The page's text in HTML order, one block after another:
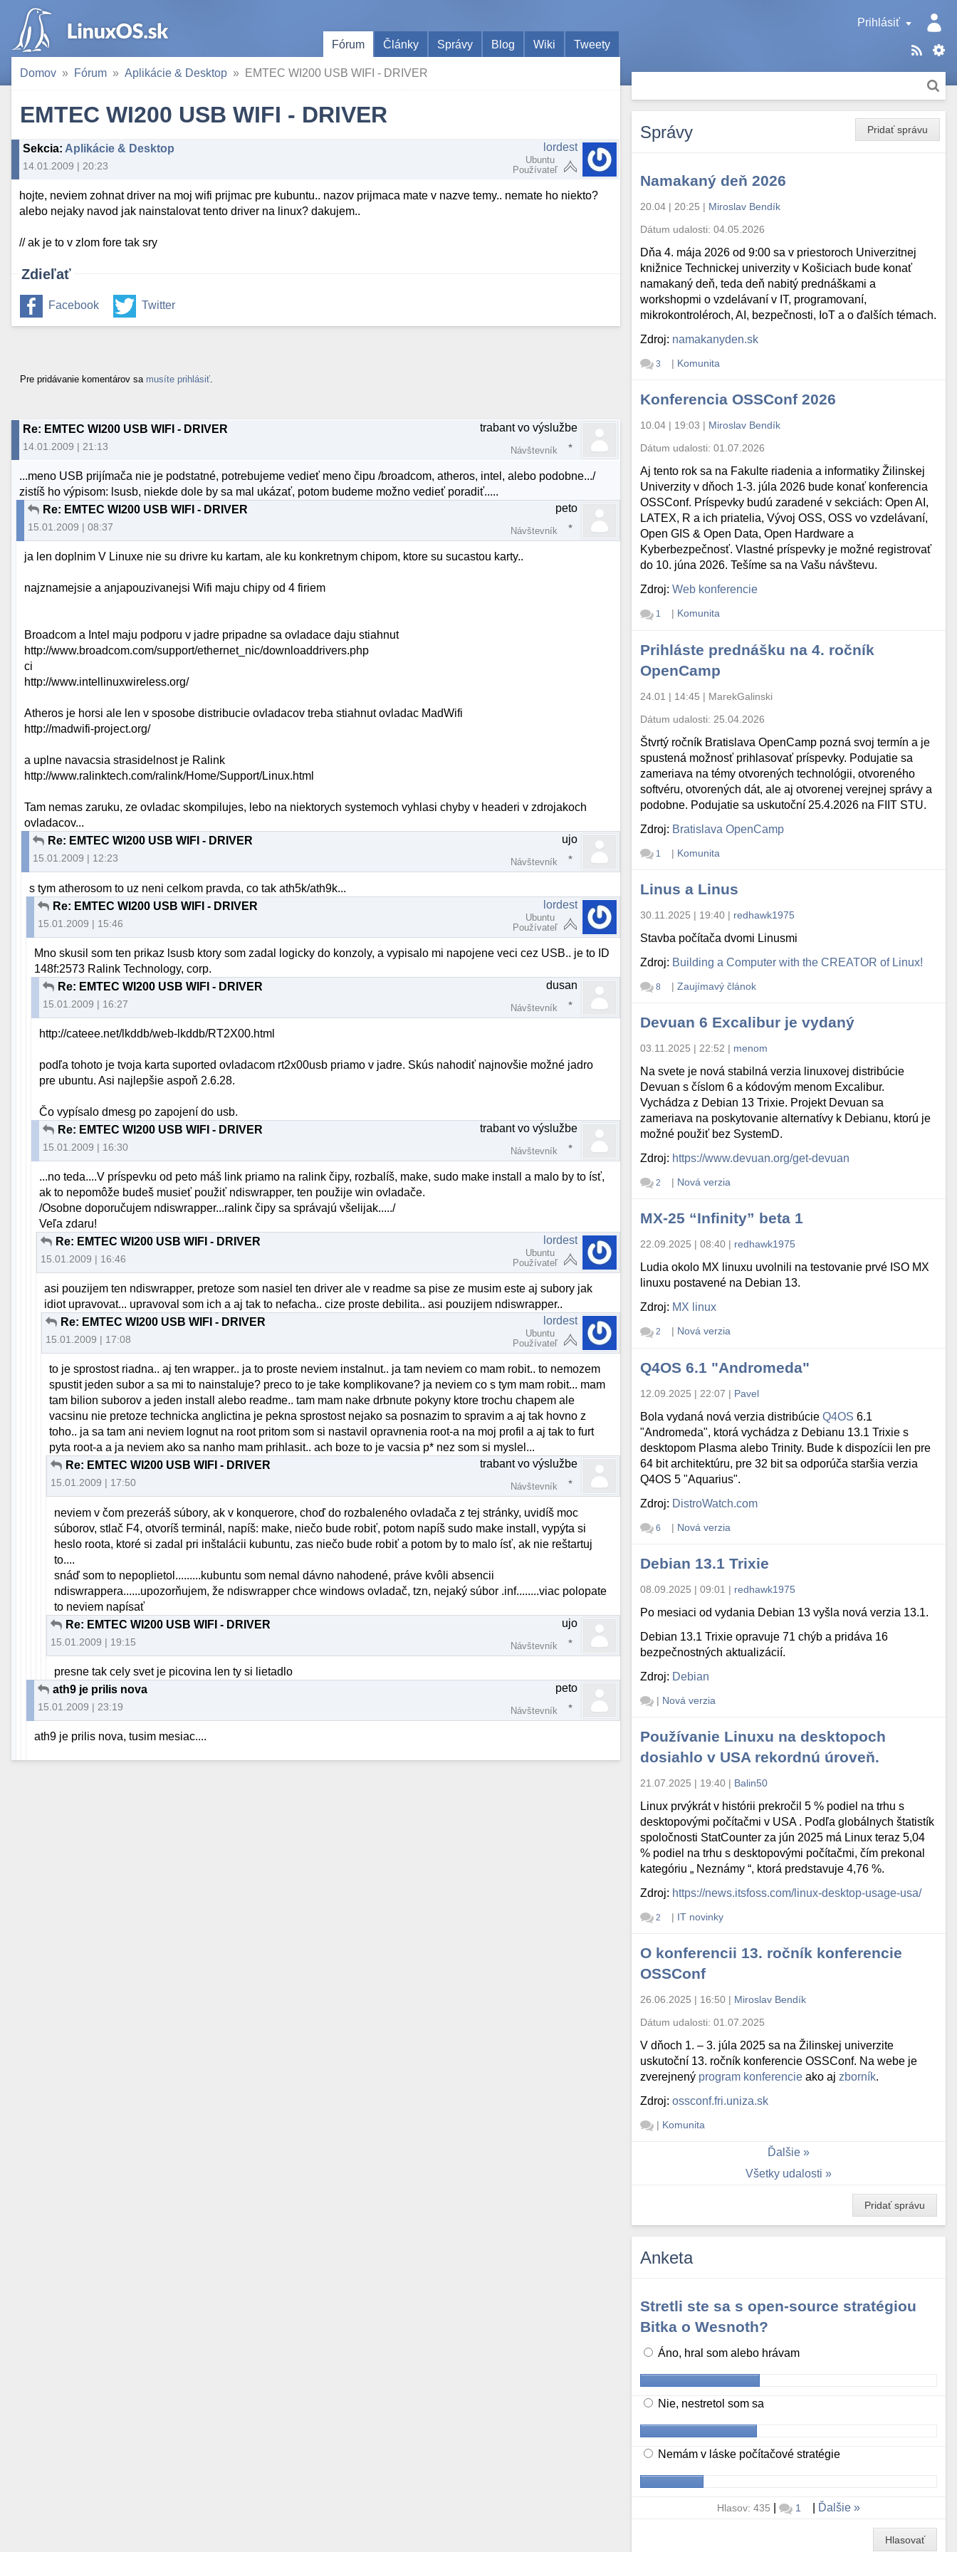
Prihlásiť
Fórum
Články Správy Blog Wiki Tweety
Domov Fórum Aplikácie & Desktop EMTEC WI200 USB WIFI - DRIVER
EMTEC WI200 USB WIFI - DRIVER
Sekcia: Aplikácie & Desktop
14.01.2009 | 20:23
lordest
Ubuntu
Používateľ
hojte, neviem zohnat driver na moj wifi prijmac pre kubuntu.. nazov prijmaca mate v nazve temy.. nemate ho niekto?
alebo nejaky navod jak nainstalovat tento driver na linux? dakujem..
// ak je to v zlom fore tak sry
Zdieľať
Facebook Twitter
Pre pridávanie komentárov sa musíte prihlásiť
Re: EMTEC WI200 USB WIFI - DRIVER
14.01.2009 | 21:13
trabant vo výslužbe
Návštevník
...meno USB prijímača nie je podstatné, potrebujeme vedieť meno čipu /broadcom, atheros, intel, alebo podobne.../
zistíš ho výpisom: lsusb, niekde dole by sa mal ukázať, potom budeme možno vedieť poradiť.....
Re: EMTEC WI200 USB WIFI - DRIVER
15.01.2009 | 08:37
peto
Návštevník
ja len doplnim V Linuxe nie su drivre ku kartam, ale ku konkretnym chipom, ktore su sucastou karty..
najznamejsie a anjapouzivanejsi Wifi maju chipy od 4 firiem
Broadcom a Intel maju podporu v jadre pripadne sa ovladace daju stiahnut
http://www.broadcom.com/support/ethernet_nic/downloaddrivers.php
ci
http://www.intellinuxwireless.org/
Atheros je horsi ale len v sposobe distribucie ovladacov treba stiahnut ovladac MadWifi
http://madwifi-project.org/
a uplne navacsia strasidelnost je Ralink
http://www.ralinktech.com/ralink/Home/Support/Linux.html
Tam nemas zaruku, ze ovladac skompilujes, lebo na niektorych systemoch vyhlasi chyby v headeri v zdrojakoch
ovladacov...
Re: EMTEC WI200 USB WIFI - DRIVER
15.01.2009 | 12:23
ujo
Návštevník
s tym atherosom to uz neni celkom pravda, co tak ath5k/ath9k...
Re: EMTEC WI200 USB WIFI - DRIVER
15.01.2009 | 15:46
lordest
Ubuntu
Používateľ
Mno skusil som ten prikaz lsusb ktory som zadal logicky do konzoly, a vypisalo mi napojene veci cez USB.. je to ID
148f:2573 Ralink Technology, corp.
Re: EMTEC WI200 USB WIFI - DRIVER
15.01.2009 | 16:27
dusan
Návštevník
http://cateee.net/lkddb/web-lkddb/RT2X00.html
podľa tohoto je tvoja karta suported ovladacom rt2x00usb priamo v jadre. Skús nahodiť najnovšie možné jadro
pre ubuntu. Asi najlepšie aspoň 2.6.28.
Čo vypísalo dmesg po zapojení do usb.
Re: EMTEC WI200 USB WIFI - DRIVER
15.01.2009 | 16:30
trabant vo výslužbe
Návštevník
...no teda....V príspevku od peto máš link priamo na ralink čipy, rozbalíš, make, sudo make install a malo by to ísť,
ak to nepomôže budeš musieť použiť ndiswrapper, ten použije win ovladače.
/Osobne doporučujem ndiswrapper...ralink čipy sa správajú všelijak...../
Veľa zdaru!
Re: EMTEC WI200 USB WIFI - DRIVER
15.01.2009 | 16:46
lordest
Ubuntu
Používateľ
asi pouzijem ten ndiswrapper, pretoze som nasiel ten driver ale v readme sa pise ze musim este aj subory jak
idiot upravovat... upravoval som ich a aj tak to nefacha.. cize proste debilita.. asi pouzijem ndiswrapper..
Re: EMTEC WI200 USB WIFI - DRIVER
15.01.2009 | 17:08
lordest
Ubuntu
Používateľ
to je sprostost riadna.. aj ten wrapper.. ja to proste neviem instalnut.. ja tam neviem co mam robit.. to nemozem
spustit jeden subor a sa mi to nainstaluje? preco to je take komplikovane? ja neviem co s tym mam robit... mam
tam bilion suborov a jeden install alebo readme.. tam mam nake drbnute pokyny ktore trochu chapem ale
vacsinu nie pretoze technicka anglictina je pekna sprostost nejako sa posnazim to spravim a aj tak hovno z
toho.. ja sa tam ani neviem lognut na root pritom som si nastavil opravnenia root-a na moj profil a aj tak to furt
pyta root-a a ja neviem ako sa nanho mam prihlasit.. ach boze to je vacsia p* nez som si myslel...
Re: EMTEC WI200 USB WIFI - DRIVER
15.01.2009 | 17:50
trabant vo výslužbe
Návštevník
neviem v čom prezeráš súbory, ak v konquerore, choď do rozbaleného ovladača z tej stránky, uvidíš moc
súborov, stlač F4, otvoríš terminál, napíš: make, niečo bude robiť, potom napíš sudo make install, vypýta si
heslo roota, ktoré si zadal pri inštalácii kubuntu, zas niečo bude robiť a potom by to malo ísť, ak nie reštartuj
to....
snáď som to nepoplietol.........kubuntu som nemal dávno nahodené, práve kvôli absencii
ndiswrappera......upozorňujem, že ndiswrapper chce windows ovladač, tzn, nejaký súbor .inf........viac polopate
to neviem napísať
Re: EMTEC WI200 USB WIFI - DRIVER
15.01.2009 | 19:15
ujo
Návštevník
presne tak cely svet je picovina len ty si lietadlo
ath9 je prilis nova
15.01.2009 | 23:19
peto
Návštevník
ath9 je prilis nova, tusim mesiac....
Pridať správu
Správy
Namakaný deň 2026
20.04 | 20:25 | Miroslav Bendík
Dátum udalosti:04.05.2026
Dňa 4. mája 2026 od 9:00 sa v priestoroch Univerzitnej
knižnice Technickej univerzity v Košiciach bude konať
namakaný deň, teda deň nabitý prednáškami a
workshopmi o vzdelávaní v IT, programovaní,
mikrokontroléroch, AI, bezpečnosti, IoT a o ďalších témach.
Zdroj: namakanyden.sk
3 | Komunita
Konferencia OSSConf 2026
10.04 | 19:03 | Miroslav Bendík
Dátum udalosti:01.07.2026
Aj tento rok sa na Fakulte riadenia a informatiky Žilinskej
Univerzity v dňoch 1-3. júla 2026 bude konať konferencia
OSSConf. Príspevky budú zaradené v sekciách: Open AI,
LATEX, R a ich priatelia, Vývoj OSS, OSS vo vzdelávaní,
Open GIS & Open Data, Open Hardware a
Kyberbezpečnosť. Vlastné príspevky je možné registrovať
do 10. júna 2026. Tešíme sa na Vašu návštevu.
Zdroj:Web konferencie
1 | Komunita
Prihláste prednášku na 4. ročník
OpenCamp
24.01 | 14:45 | MarekGalinski
Dátum udalosti: 25.04.2026
Štvrtý ročník Bratislava OpenCamp pozná svoj termín a je
spustená možnosť prihlasovať príspevky. Podujatie sa
zameriava na témy otvorených technológii, otvoreného
softvéru, otvorených dát, ale aj otvorenej verejnej správy a
podobne. Podujatie sa uskutoční 25.4.2026 na FIIT STU.
Zdroj: Bratislava OpenCamp
1 | Komunita
Linus a Linus
30.11.2025 | 19:40 | redhawk1975
Stavba počítača dvomi Linusmi
Zdroj: Building a Computer with the CREATOR of Linux!
8 | Zaujímavý článok
Devuan 6 Excalibur je vydaný
03.11.2025 | 22:52 | menom
Na svete je nová stabilná verzia linuxovej distribúcie
Devuan s číslom 6 a kódovým menom Excalibur.
Vychádza z Debian 13 Trixie. Projekt Devuan sa
zameriava na poskytovanie alternatívy k Debianu, ktorú je
možné použiť bez SystemD.
Zdroj: https://www.devuan.org/get-devuan
2 | Nová verzia
MX-25 “Infinity” beta 1
22.09.2025 | 08:40 | redhawk1975
Ludia okolo MX linuxu uvolnili na testovanie prvé ISO MX
linuxu postavené na Debian 13.
Zdroj: MX linux
2 | Nová verzia
Q4OS 6.1 "Andromeda"
12.09.2025 | 22:07 | Pavel
Bola vydaná nová verzia distribúcieQ4OS 6.1
"Andromeda", ktorá vychádza z Debianu 13.1 Trixie s
desktopom Plasma alebo Trinity. Bude k dispozícii len pre
64 bit architektúru, pre 32 bit sa odporúča staršia verzia
Q4OS 5 "Aquarius".
Zdroj: DistroWatch.com
6 | Nová verzia
Debian 13.1 Trixie
08.09.2025 | 09:01 | redhawk1975
Po mesiaci od vydania Debian 13 vyšla nová verzia 13.1.
Debian 13.1 Trixie opravuje 71 chýb a pridáva 16
bezpečnostných aktualizácií.
Zdroj: Debian
| Nová verzia
Používanie Linuxu na desktopoch
dosiahlo v USA rekordnú úroveň.
21.07.2025 | 19:40 | Balin50
Linux prvýkrát v histórii prekročil 5 % podiel na trhu s
desktopovými počítačmi v USA . Podľa globálnych štatistík
spoločnosti StatCounter za jún 2025 má Linux teraz 5,04
% podiel na trhu s desktopovými počítačmi, čím prekonal
kategóriu „ Neznámy “, ktorá predstavuje 4,76 %.
Zdroj: https://news.itsfoss.com/linux-desktop-usage-usa/
2 | IT novinky
O konferencii 13. ročník konferencie
OSSConf
26.06.2025 | 16:50 | Miroslav Bendík
Dátum udalosti:01.07.2025
V dňoch 1. – 3. júla 2025 sa na Žilinskej univerzite
uskutoční 13. ročník konferencie OSSConf. Na webe je
zverejnený program konferencie ako aj zborník.
Zdroj:ossconf.fri.uniza.sk
| Komunita
Ďalšie
Všetky udalosti
Pridať správu
Anketa
Stretli ste sa s open-source stratégiou
Bitka o Wesnoth?
Áno, hral som alebo hrávam
Nie, nestretol som sa
Nemám v láske počítačové stratégie
Hlasov: 435 | 1 Ďalšie
Hlasovať